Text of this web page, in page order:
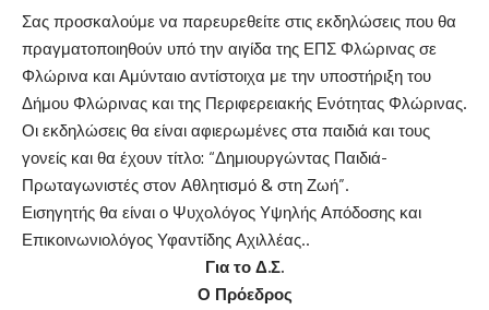
Σας προσκαλούμε να παρευρεθείτε στις εκδηλώσεις που θα
πραγματοποιηθούν υπό την αιγίδα της ΕΠΣ Φλώρινας σε
Φλώρινα και Αμύνταιο αντίστοιχα με την υποστήριξη του
Δήμου Φλώρινας και της Περιφερειακής Ενότητας Φλώρινας.
Οι εκδηλώσεις θα είναι αφιερωμένες στα παιδιά και τους
γονείς και θα έχουν τίτλο: “Δημιουργώντας Παιδιά-
Πρωταγωνιστές στον Αθλητισμό & στη Ζωή”.
Εισηγητής θα είναι ο Ψυχολόγος Υψηλής Απόδοσης και
Επικοινωνιολόγος Υφαντίδης Αχιλλέας..
Για το Δ.Σ.
Ο Πρόεδρος